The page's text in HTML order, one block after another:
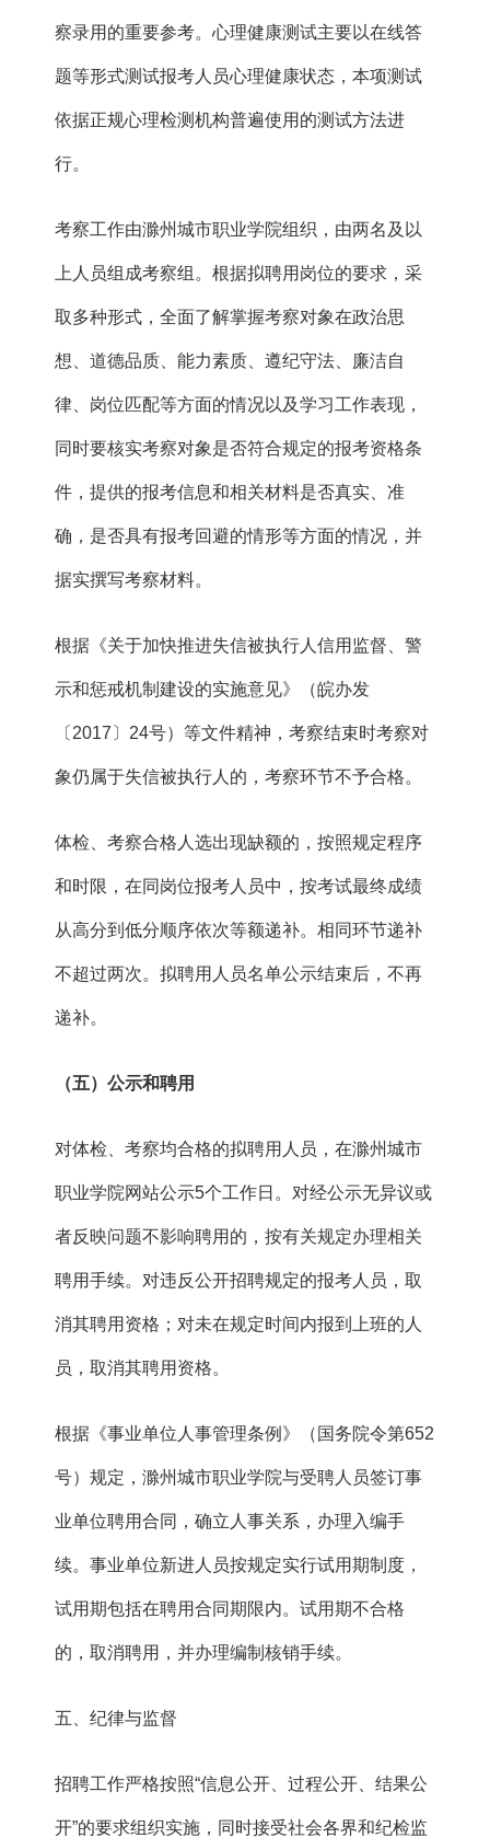
察录用的重要参考。心理健康测试主要以在线答
题等形式测试报考人员心理健康状态，本项测试
依据正规心理检测机构普遍使用的测试方法进
行。
考察工作由滁州城市职业学院组织，由两名及以
上人员组成考察组。根据拟聘用岗位的要求，采
取多种形式，全面了解掌握考察对象在政治思
想、道德品质、能力素质、遵纪守法、廉洁自
律、岗位匹配等方面的情况以及学习工作表现，
同时要核实考察对象是否符合规定的报考资格条
件，提供的报考信息和相关材料是否真实、准
确，是否具有报考回避的情形等方面的情况，并
据实撰写考察材料。
根据《关于加快推进失信被执行人信用监督、警
示和惩戒机制建设的实施意见》（皖办发
〔2017〕24号）等文件精神，考察结束时考察对
象仍属于失信被执行人的，考察环节不予合格。
体检、考察合格人选出现缺额的，按照规定程序
和时限，在同岗位报考人员中，按考试最终成绩
从高分到低分顺序依次等额递补。相同环节递补
不超过两次。拟聘用人员名单公示结束后，不再
递补。
（五） 公示和聘用
对体检、考察均合格的拟聘用人员，在滁州城市
职业学院网站公示5个工作日。对经公示无异议或
者反映问题不影响聘用的，按有关规定办理相关
聘用手续。对违反公开招聘规定的报考人员，取
消其聘用资格；对未在规定时间内报到上班的人
员，取消其聘用资格。
根据《事业单位人事管理条例》（国务院令第652
号）规定，滁州城市职业学院与受聘人员签订事
业单位聘用合同，确立人事关系，办理入编手
续。事业单位新进人员按规定实行试用期制度，
试用期包括在聘用合同期限内。试用期不合格
的，取消聘用，并办理编制核销手续。
五、纪律与监督
招聘工作严格按照“信息公开、过程公开、结果公
开”的要求组织实施，同时接受社会各界和纪检监